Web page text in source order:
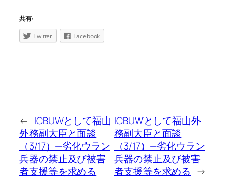
共有:
Twitter
Facebook
← ICBUWとして福山
外務副大臣と面談
（3/17）—劣化ウラン
兵器の禁止及び被害
者支援等を求める
ICBUWとして福山外
務副大臣と面談
（3/17）—劣化ウラン
兵器の禁止及び被害
者支援等を求める →